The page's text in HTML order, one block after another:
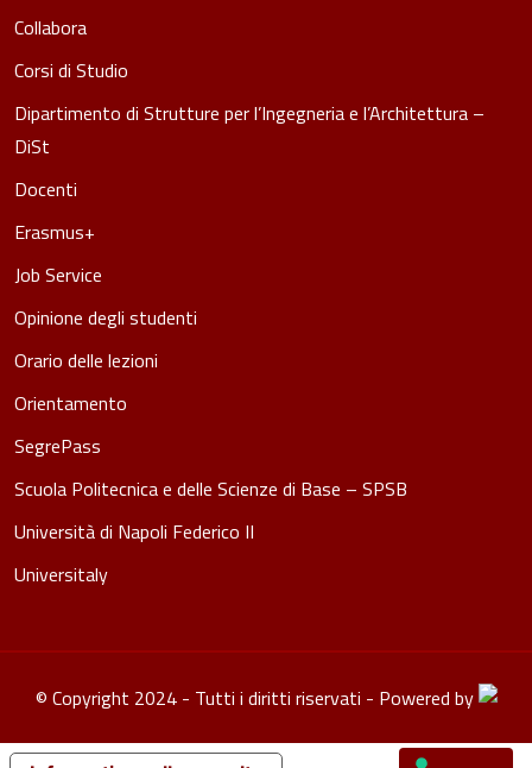
Collabora
Corsi di Studio
Dipartimento di Strutture per l’Ingegneria e l’Architettura –
DiSt
Docenti
Erasmus+
Job Service
Opinione degli studenti
Orario delle lezioni
Orientamento
SegrePass
Scuola Politecnica e delle Scienze di Base – SPSB
Università di Napoli Federico II
Universitaly
© Copyright 2024 - Tutti i diritti riservati - Powered by